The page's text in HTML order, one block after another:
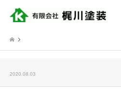
2020.08.03